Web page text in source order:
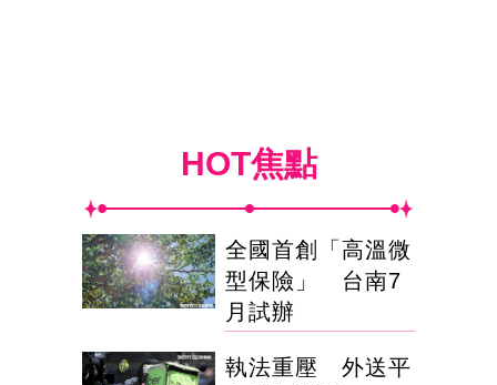
HOT焦點
全國首創「高溫微
型保險」 台南7
月試辦
執法重壓 外送平